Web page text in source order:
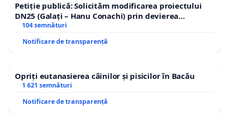
Petiție publică: Solicităm modificarea proiectului
DN25 (Galați – Hanu Conachi) prin devierea
traseului în afara localităților!
104 semnături
Notificare de transparență
Opriți eutanasierea câinilor și pisicilor în Bacău
1 621 semnături
Notificare de transparență